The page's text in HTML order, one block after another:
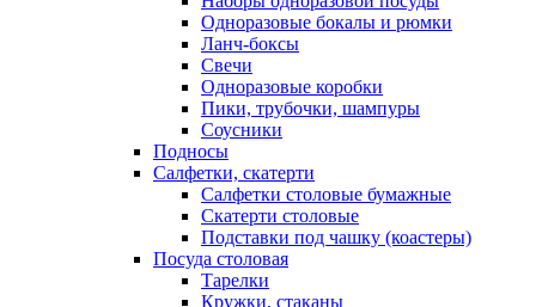
Одноразовые бокалы и рюмки
Ланч-боксы
Свечи
Одноразовые коробки
Пики, трубочки, шампуры
Соусники
Подносы
Салфетки, скатерти
Салфетки столовые бумажные
Скатерти столовые
Подставки под чашку (коастеры)
Посуда столовая
Тарелки
Кружки, стаканы